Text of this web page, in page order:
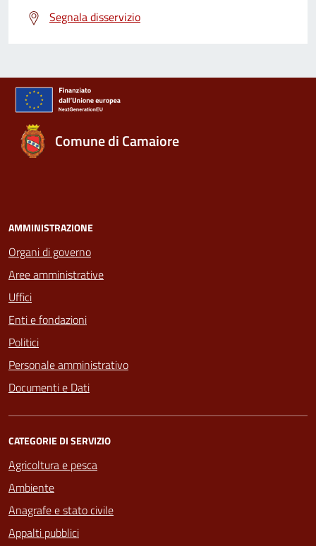
Segnala disservizio
Comune di Camaiore
AMMINISTRAZIONE
Organi di governo
Aree amministrative
Uffici
Enti e fondazioni
Politici
Personale amministrativo
Documenti e Dati
CATEGORIE DI SERVIZIO
Agricoltura e pesca
Ambiente
Anagrafe e stato civile
Appalti pubblici